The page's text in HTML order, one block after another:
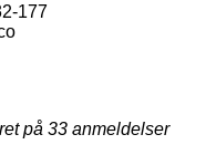
177
på 33 anmeldelser